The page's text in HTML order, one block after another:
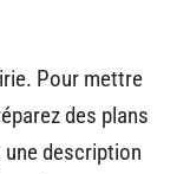
Pour mettre
des plans
description